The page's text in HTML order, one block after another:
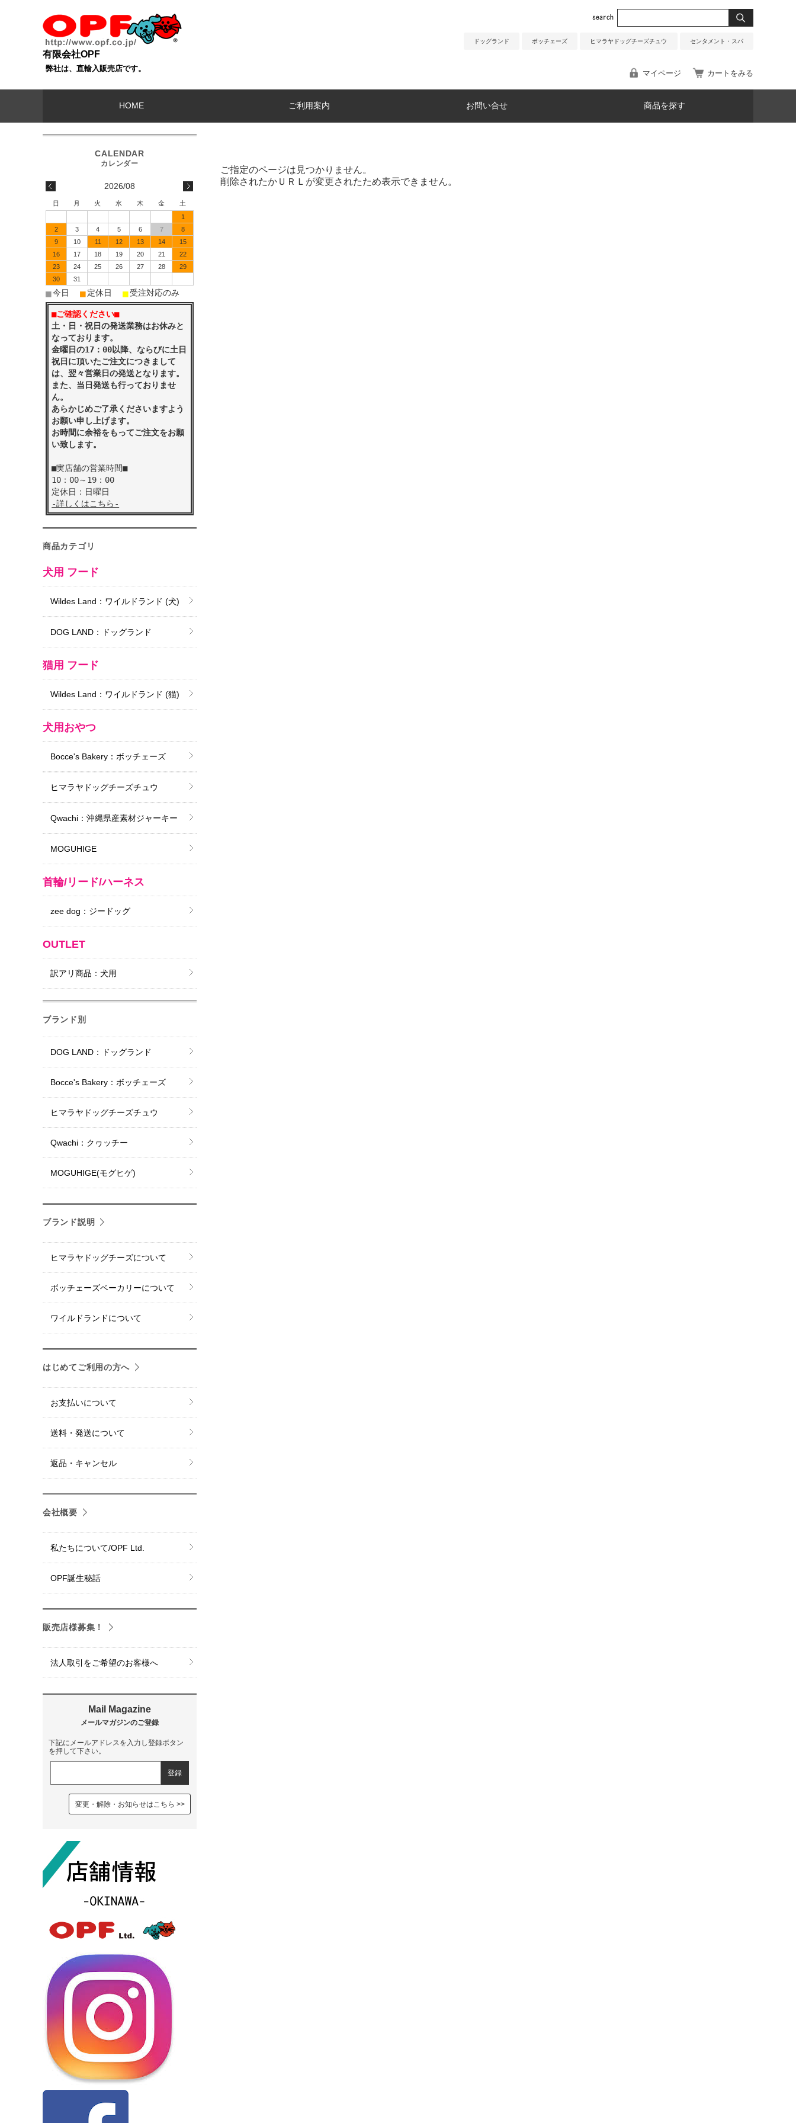
有限会社OPF
弊社は、直輸入販売店です。
ドッグランド ボッチェーズ ヒマラヤドッグチーズチュウ センタメント・スパ
マイページ カートをみる
HOME ご利用案内 お問い合せ 商品を探す
ご指定のページは見つかりません。
削除されたかＵＲＬが変更されたため表示できません。
2026/08
日 月 火 水 木 金
土
1
2
3 4 5 6 7
8
9
10 11 12 13 14
15
16
17 18 19 20 21
22
23
24 25 26 27 28
29
30
31
■今日 ■定休日 ■受注対応のみ
■ご確認ください■
土・日・祝日の発送業務はお休みと
なっております。
金曜日の17：00以降、ならびに土日
祝日に頂いたご注文につきまして
は、翌々営業日の発送となります。
また、当日発送も行っておりませ
ん。
あらかじめご了承くださいますよう
お願い申し上げます。
お時間に余裕をもってご注文をお願
い致します。
■実店舗の営業時間■
10：00～19：00
定休日：日曜日
-詳しくはこちら-
商品カテゴリ
犬用 フード
Wildes Land：ワイルドランド (犬)
DOG LAND：ドッグランド
猫用 フード
Wildes Land：ワイルドランド (猫)
犬用おやつ
Bocce's Bakery：ボッチェーズ
ヒマラヤドッグチーズチュウ
Qwachi：沖縄県産素材ジャーキー
MOGUHIGE
首輪/リード/ハーネス
zee dog：ジードッグ
OUTLET
訳アリ商品：犬用
ブランド別
DOG LAND：ドッグランド
Bocce's Bakery：ボッチェーズ
ヒマラヤドッグチーズチュウ
Qwachi：クヮッチー
MOGUHIGE(モグヒゲ)
ブランド説明
ヒマラヤドッグチーズについて
ボッチェーズベーカリーについて
ワイルドランドについて
はじめてご利用の方へ
お支払いについて
送料・発送について
返品・キャンセル
会社概要
私たちについて/OPF Ltd.
OPF誕生秘話
販売店様募集！
法人取引をご希望のお客様へ
下記にメールアドレスを入力し登録ボタン
を押して下さい。
変更・解除・お知らせはこちら